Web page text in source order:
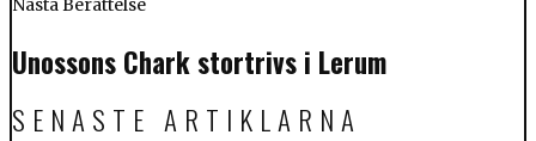
Nästa Berättelse
Unossons Chark stortrivs i Lerum
SENASTE ARTIKLARNA